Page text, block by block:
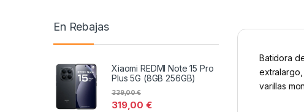
Batidora
varillas
En Rebajas
Xiaomi REDMI Note 15 Pro
Plus 5G (8GB 256GB)
319,00€
339,00€